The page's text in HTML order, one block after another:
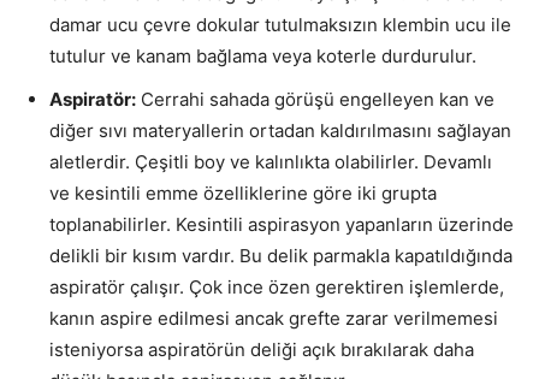
damar ucu çevre dokular tutulmaksızın klembin ucu ile
tutulur ve kanam bağlama veya koterle durdurulur.
Aspiratör: Cerrahi sahada görüşü engelleyen kan ve
diğer sıvı materyallerin ortadan kaldırılmasını sağlayan
aletlerdir. Çeşitli boy ve kalınlıkta olabilirler. Devamlı
ve kesintili emme özelliklerine göre iki grupta
toplanabilirler. Kesintili aspirasyon yapanların üzerinde
delikli bir kısım vardır. Bu delik parmakla kapatıldığında
aspiratör çalışır. Çok ince özen gerektiren işlemlerde,
kanın aspire edilmesi ancak grefte zarar verilmemesi
isteniyorsa aspiratörün deliği açık bırakılarak daha